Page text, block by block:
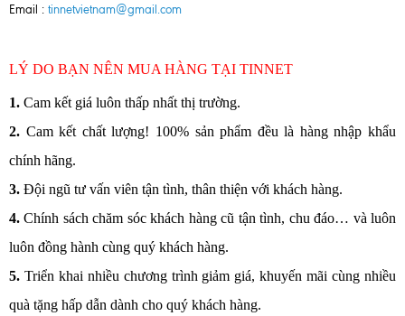
Email : tinnetvietnam@gmail.com
LÝ DO BẠN NÊN MUA HÀNG TẠI TINNET
1. Cam kết giá luôn thấp nhất thị trường.
2. Cam kết chất lượng! 100% sản phẩm đều là hàng nhập khẩu
chính hãng.
3. Đội ngũ tư vấn viên tận tình, thân thiện với khách hàng.
4. Chính sách chăm sóc khách hàng cũ tận tình, chu đáo… và luôn
luôn đồng hành cùng quý khách hàng.
5. Triển khai nhiều chương trình giảm giá, khuyến mãi cùng nhiều
quà tặng hấp dẫn dành cho quý khách hàng.